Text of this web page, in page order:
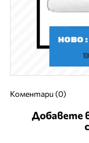
Коментари (0)
Добавете